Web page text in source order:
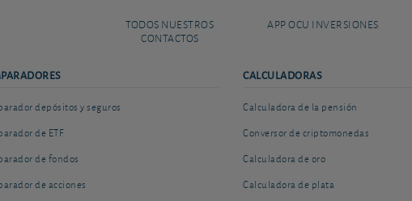
TODOS NUESTROS
CONTACTOS
APP OCU INVERSIONES
depósitos y seguros
de ETF
de fondos
de acciones
CALCULADORAS
Calculadora de la pensión
Conversor de criptomonedas
Calculadora de oro
Calculadora de plata